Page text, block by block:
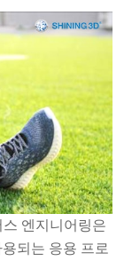
엔지니어링은
되는 응용 프로